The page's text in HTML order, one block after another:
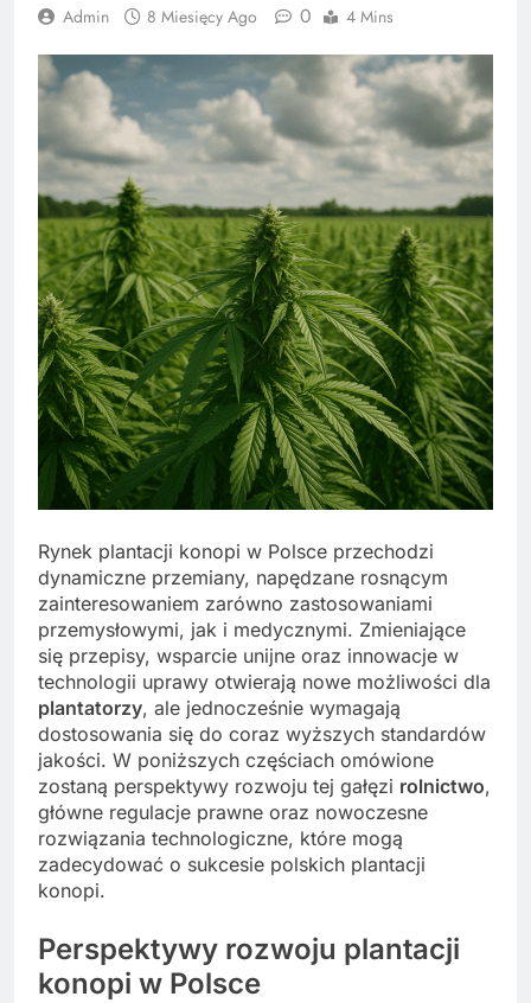
Admin 8 Miesięcy Ago 0 4 Mins
Rynek plantacji konopi w Polsce przechodzi
dynamiczne przemiany, napędzane rosnącym
zainteresowaniem zarówno zastosowaniami
przemysłowymi, jak i medycznymi. Zmieniające
się przepisy, wsparcie unijne oraz innowacje w
technologii uprawy otwierają nowe możliwości dla
plantatorzy, ale jednocześnie wymagają
dostosowania się do coraz wyższych standardów
jakości. W poniższych częściach omówione
zostaną perspektywy rozwoju tej gałęzi rolnictwo,
główne regulacje prawne oraz nowoczesne
rozwiązania technologiczne, które mogą
zadecydować o sukcesie polskich plantacji
konopi.
Perspektywy rozwoju plantacji
konopi w Polsce